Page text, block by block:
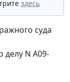
здесь
суда
делу N А09-